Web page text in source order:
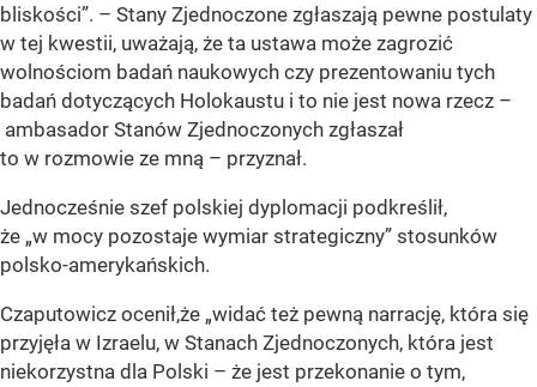
bliskości”. – Stany Zjednoczone zgłaszają pewne postulaty
w tej kwestii, uważają, że ta ustawa może zagrozić
wolnościom badań naukowych czy prezentowaniu tych
badań dotyczących Holokaustu i to nie jest nowa rzecz –
ambasador Stanów Zjednoczonych zgłaszał
to w rozmowie ze mną – przyznał.
Jednocześnie szef polskiej dyplomacji podkreślił,
że „w mocy pozostaje wymiar strategiczny” stosunków
polsko-amerykańskich.
Czaputowicz ocenił,że „widać też pewną narrację, która się
przyjęła w Izraelu, w Stanach Zjednoczonych, która jest
niekorzystna dla Polski – że jest przekonanie o tym,